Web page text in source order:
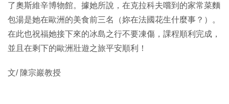
了奧斯維辛博物館。據她所說，在克拉科夫嚐到的家常菜麵
包湯是她在歐洲的美食前三名（妳在法國花生什麼事？）。
在此也祝福她接下來的冰島之行不要凍傷，課程順利完成，
並且在剩下的歐洲壯遊之旅平安順利！
文/ 陳宗巖教授